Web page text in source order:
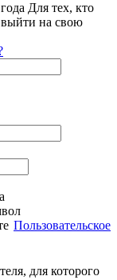
Для тех, кто
выйти на свою
Пользовательское
для которого